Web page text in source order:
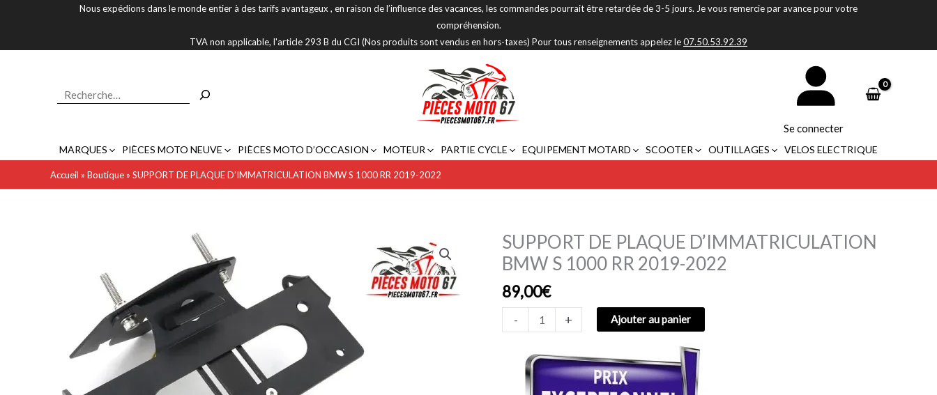
Nous expédions dans le monde entier à des tarifs avantageux , en raison de l’influence des vacances, les commandes pourrait être retardée de 3-5 jours. Je vous remercie par avance pour votre
compréhension.
TVA non applicable, l'article 293 B du CGI (Nos produits sont vendus en hors-taxes) Pour tous renseignements appelez le07.50.53.92.39
Se connecter
MARQUES PIÈCES MOTO NEUVE PIÈCES MOTO D’OCCASION MOTEUR PARTIE CYCLE EQUIPEMENT MOTARD SCOOTER OUTILLAGES VELOS ELECTRIQUE
Accueil » Boutique » SUPPORT DE PLAQUE D’IMMATRICULATION BMW S 1000 RR 2019-2022
SUPPORT DE PLAQUE D’IMMATRICULATION
BMW S 1000 RR 2019-2022
89,00€
-
quantité
de
SUPPORT
DE
PLAQUE
D’IMMATRICULATION
1000
+ Ajouter au panier